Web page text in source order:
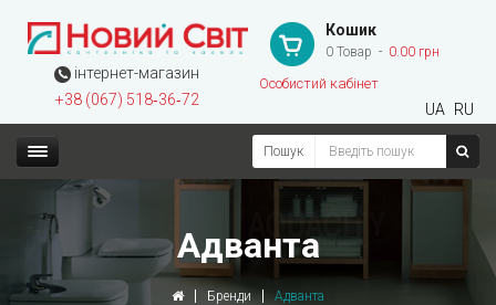
інтернет-магазин
+38 (067) 518‑36‑72
Кошик
0 Товар 0.00 грн
Особистий кабінет
UA RU
Пошук
Адванта
Бренди Адванта